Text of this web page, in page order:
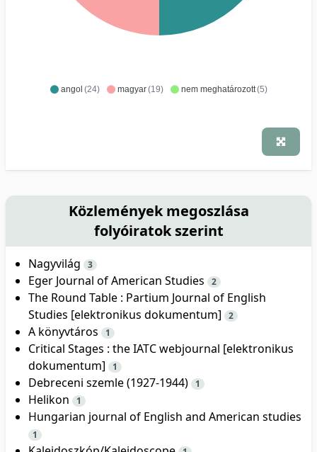
angol (24) magyar(19) nem meghatározott(5)
Közlemények megoszlása
folyóiratok szerint
Nagyvilág 3
Eger Journal of American Studies 2
The Round Table : Partium Journal of English
Studies [elektronikus dokumentum]
2
A könyvtáros 1
Critical Stages : the IATC webjournal [elektronikus
dokumentum]
1
Debreceni szemle (1927-1944) 1
Helikon 1
Hungarian journal of English and American studies
1